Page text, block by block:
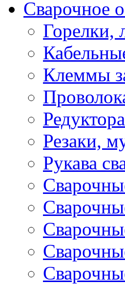
Сварочное
Горелки,
Клеммы
Резаки,
Рукава